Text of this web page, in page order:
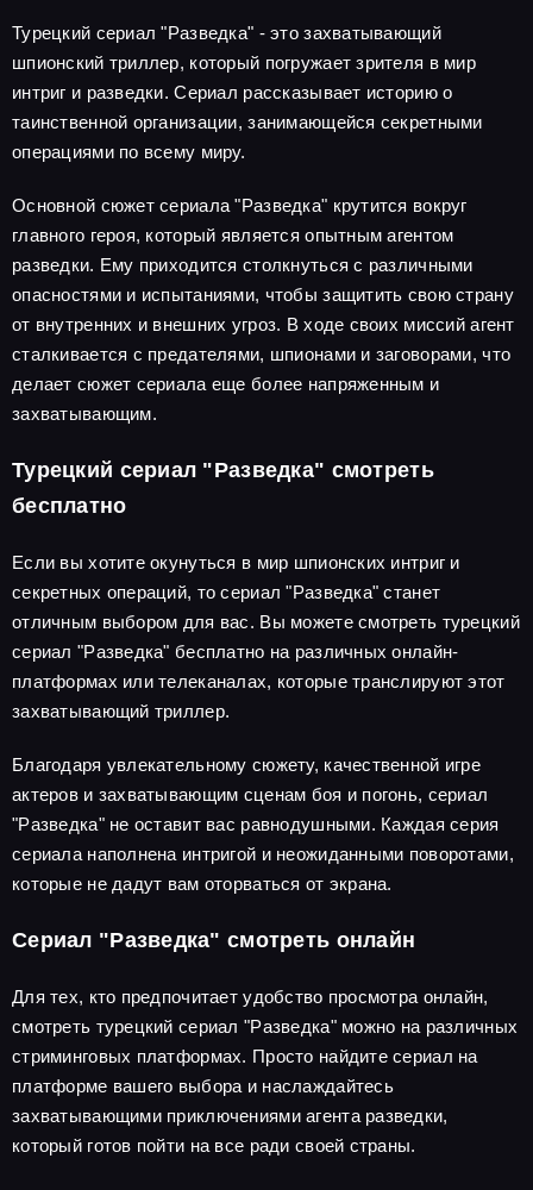
Турецкий сериал "Разведка" - это захватывающий
шпионский триллер, который погружает зрителя в мир
интриг и разведки. Сериал рассказывает историю о
таинственной организации, занимающейся секретными
операциями по всему миру.
Основной сюжет сериала "Разведка" крутится вокруг
главного героя, который является опытным агентом
разведки. Ему приходится столкнуться с различными
опасностями и испытаниями, чтобы защитить свою страну
от внутренних и внешних угроз. В ходе своих миссий агент
сталкивается с предателями, шпионами и заговорами, что
делает сюжет сериала еще более напряженным и
захватывающим.
Турецкий сериал "Разведка" смотреть
бесплатно
Если вы хотите окунуться в мир шпионских интриг и
секретных операций, то сериал "Разведка" станет
отличным выбором для вас. Вы можете смотреть турецкий
сериал "Разведка" бесплатно на различных онлайн-
платформах или телеканалах, которые транслируют этот
захватывающий триллер.
Благодаря увлекательному сюжету, качественной игре
актеров и захватывающим сценам боя и погонь, сериал
"Разведка" не оставит вас равнодушными. Каждая серия
сериала наполнена интригой и неожиданными поворотами,
которые не дадут вам оторваться от экрана.
Сериал "Разведка" смотреть онлайн
Для тех, кто предпочитает удобство просмотра онлайн,
смотреть турецкий сериал "Разведка" можно на различных
стриминговых платформах. Просто найдите сериал на
платформе вашего выбора и наслаждайтесь
захватывающими приключениями агента разведки,
который готов пойти на все ради своей страны.